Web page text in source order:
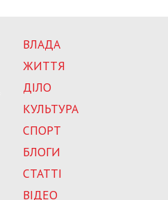
ВЛАДА
ЖИТТЯ
ДІЛО
КУЛЬТУРА
СПОРТ
БЛОГИ
СТАТТІ
ВІДЕО